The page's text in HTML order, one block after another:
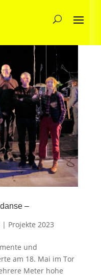
–
| Projekte 2023
und
am 18. Mai im Tor
Meter hohe